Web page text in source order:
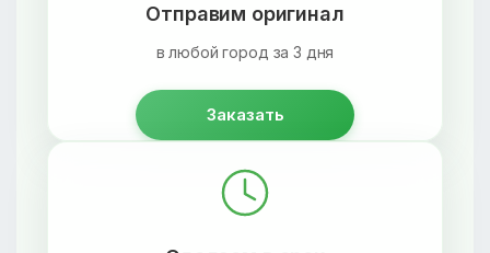
Отправим оригинал
в любой город за 3 дня
Заказать